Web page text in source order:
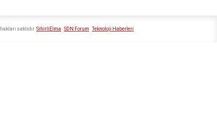
SihirliElma SDN Forum Teknoloji Haberleri
saklıdır